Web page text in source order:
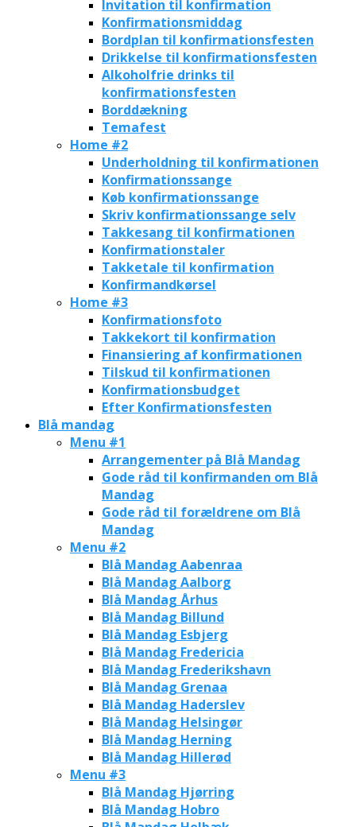
Invitation til konfirmation
Konfirmationsmiddag
Bordplan til konfirmationsfesten
Drikkelse til konfirmationsfesten
Alkoholfrie drinks til
konfirmationsfesten
Borddækning
Temafest
Home #2
Underholdning til konfirmationen
Konfirmationssange
Køb konfirmationssange
Skriv konfirmationssange selv
Takkesang til konfirmationen
Konfirmationstaler
Takketale til konfirmation
Konfirmandkørsel
Home #3
Konfirmationsfoto
Takkekort til konfirmation
Finansiering af konfirmationen
Tilskud til konfirmationen
Konfirmationsbudget
Efter Konfirmationsfesten
Blå mandag
Menu #1
Arrangementer på Blå Mandag
Gode råd til konfirmanden om Blå
Mandag
Gode råd til forældrene om Blå
Mandag
Menu #2
Blå Mandag Aabenraa
Blå Mandag Aalborg
Blå Mandag Århus
Blå Mandag Billund
Blå Mandag Esbjerg
Blå Mandag Fredericia
Blå Mandag Frederikshavn
Blå Mandag Grenaa
Blå Mandag Haderslev
Blå Mandag Helsingør
Blå Mandag Herning
Blå Mandag Hillerød
Menu #3
Blå Mandag Hjørring
Blå Mandag Hobro